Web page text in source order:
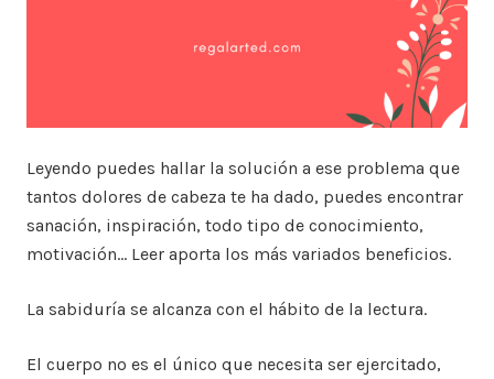
Leyendo puedes hallar la solución a ese problema que
tantos dolores de cabeza te ha dado, puedes encontrar
sanación, inspiración, todo tipo de conocimiento,
motivación… Leer aporta los más variados beneficios.
La sabiduría se alcanza con el hábito de la lectura.
El cuerpo no es el único que necesita ser ejercitado,